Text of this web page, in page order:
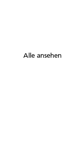
Alle ansehen